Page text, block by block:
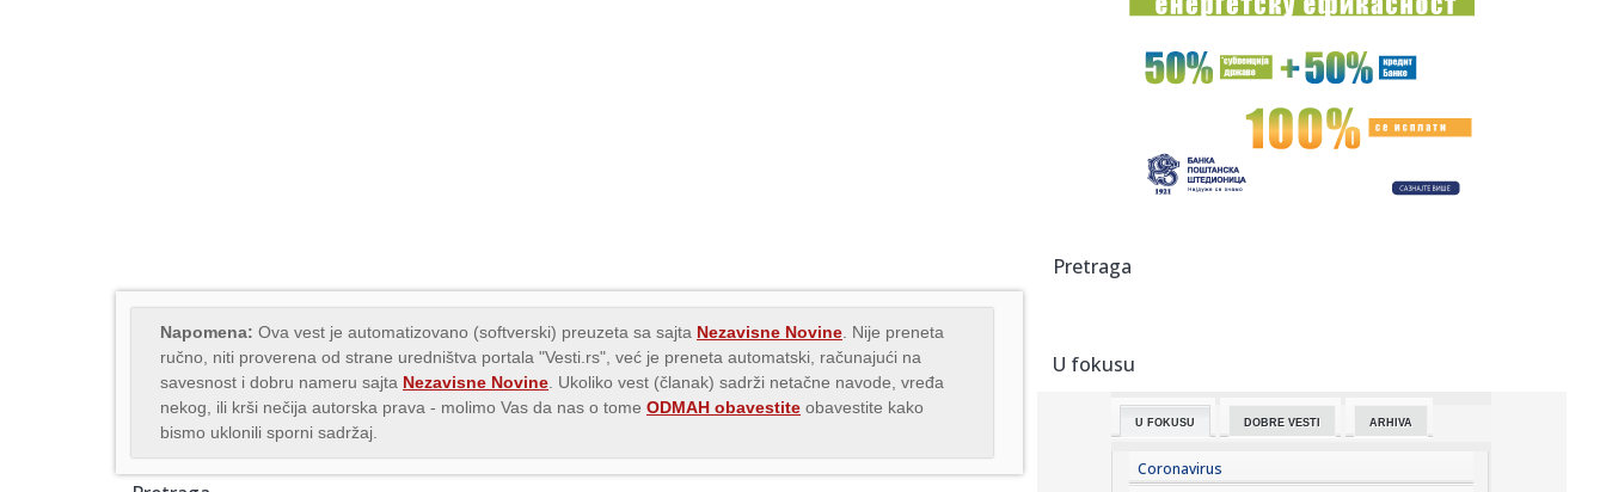
Napomena: Ova vest je automatizovano (softverski) preuzeta sa sajta Nezavisne Novine . Nije preneta
ručno, niti proverena od strane uredništva portala "Vesti.rs", već je preneta automatski, računajući na
savesnost i dobru nameru sajta Nezavisne Novine . Ukoliko vest (članak) sadrži netačne navode, vređa
nekog, ili krši nečija autorska prava - molimo Vas da nas o tome ODMAH obavestite obavestite kako
bismo uklonili sporni sadržaj.
15:59:Tužna ispovest supruge Brusa Vilisa o njegovoj bolesti:
"Stalno ...
Monako "puca" visoko – kako doći do Lukakua?
15:56:BABA JE CRNO-BELI: Partizan predstavio novo pojačanje!
grmljavi...
15:54:
15:52:
Viktor Orban stigao u Guču; Seo među goste, naručio pivo
Pretraga
U fokusu
U FOKUSU DOBRE VESTI ARHIVA
Coronavirus